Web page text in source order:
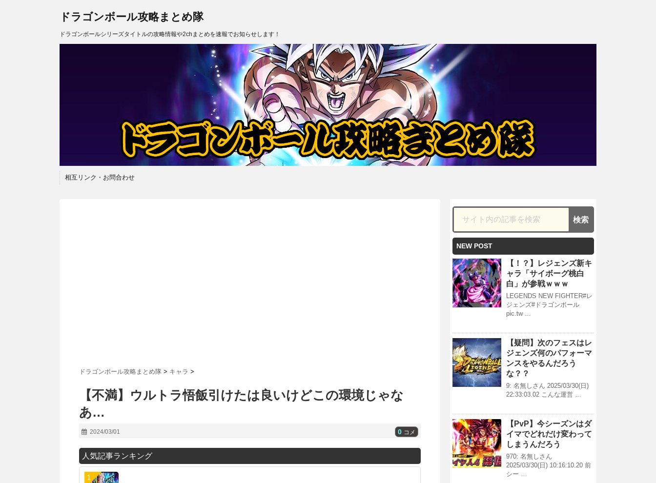
ドラゴンボール攻略まとめ隊
ドラゴンボールシリーズタイトルの攻略情報や2chまとめを速報でお知らせします！
相互リンク・お問合わせ
ドラゴンボール攻略まとめ隊 > キャラ >
【不満】ウルトラ悟飯引けたは良いけどこの環境じゃな
あ…
2024/03/01 0 コメ
人気記事ランキング
NEW POST
【！？】レジェンズ新キ
ャラ「サイボーグ桃白
白」が参戦ｗｗｗ
LEGENDS NEW FIGHTER#レ
ジェンズ#ドラゴンボール
pic.tw …
【疑問】次のフェスはレ
ジェンズ何のパフォーマ
ンスをやるんだろう
な？？
9: 名無しさん 2025/03/30(日)
22:33:03.02 こんな運営 …
【PvP】今シーズンはダ
イマでどれだけ変わって
しまうんだろう
970: 名無しさん
2025/03/30(日) 10:16:10.20 前
シー …